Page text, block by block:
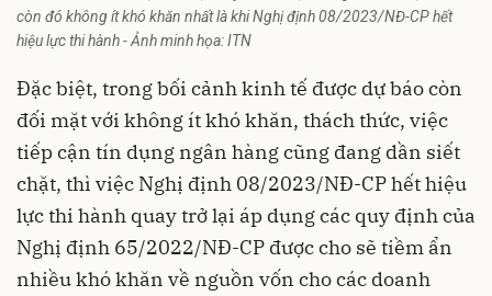
còn đó không ít khó khăn nhất là khi Nghị định 08/2023/NĐ-CP hết
hiệu lực thi hành - Ảnh minh họa: ITN
Đặc biệt, trong bối cảnh kinh tế được dự báo còn
đối mặt với không ít khó khăn, thách thức, việc
tiếp cận tín dụng ngân hàng cũng đang dần siết
chặt, thì việc Nghị định 08/2023/NĐ-CP hết hiệu
lực thi hành quay trở lại áp dụng các quy định của
Nghị định 65/2022/NĐ-CP được cho sẽ tiềm ẩn
nhiều khó khăn về nguồn vốn cho các doanh